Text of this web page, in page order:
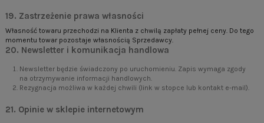
19. Zastrzeżenie prawa własności
Własność towaru przechodzi na Klienta z chwilą zapłaty pełnej ceny. Do tego
momentu towar pozostaje własnością Sprzedawcy.
20. Newsletter i komunikacja handlowa
Newsletter będzie świadczony po uruchomieniu. Zapis wymaga zgody
na otrzymywanie informacji handlowych.
Rezygnacja możliwa w każdej chwili (link w stopce lub kontakt e-mail).
21. Opinie w sklepie internetowym